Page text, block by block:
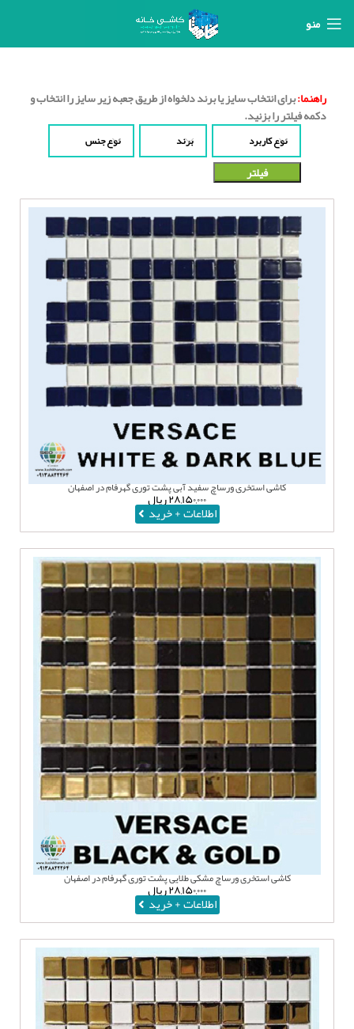
منو
راهنما:برای انتخاب سایز یا برند دلخواه از طریق جعبه زیر سایز را انتخاب و
دکمه فیلتر را بزنید.
نوع کاربرد برند نوع جنس
فیلتر
کاشی استخری ورساچ سفید آبی پشت توری گهرفام در اصفهان
۲۸,۱۵۰,۰۰۰ریال
اطلاعات + خرید
کاشی استخری ورساچ مشکی طلایی پشت توری گهرفام در اصفهان
۲۸,۱۵۰,۰۰۰ریال
اطلاعات + خرید